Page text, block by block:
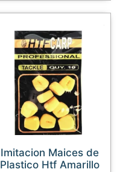
Imitacion Maices de
Plastico Htf Amarillo